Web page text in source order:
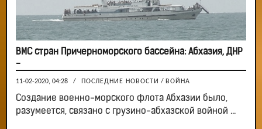
ВМС стран Причерноморского бассейна: Абхазия, ДНР
-
11-02-2020, 04:28 / ПОСЛЕДНИЕ НОВОСТИ / ВОЙНА
Создание военно-морского флота Абхазии было,
разумеется, связано с грузино-абхазской войной ...